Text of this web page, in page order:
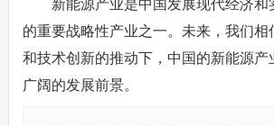
新能源产业是中国发展现代经济和
的重要战略性产业之一。未来，我们相
和技术创新的推动下，中国的新能源产
广阔的发展前景。